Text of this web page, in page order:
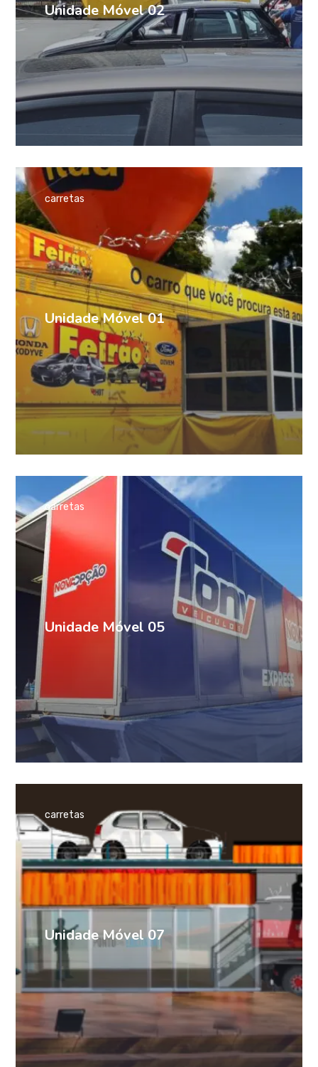
Unidade Móvel 02
Unidade Móvel 01
carretas
Unidade Móvel 05
carretas
Unidade Móvel 07
carretas